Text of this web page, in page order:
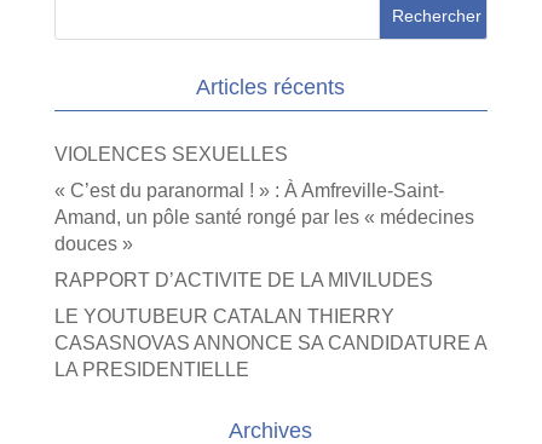
Articles récents
VIOLENCES SEXUELLES
« C’est du paranormal ! » : À Amfreville-Saint-
Amand, un pôle santé rongé par les « médecines
douces »
RAPPORT D’ACTIVITE DE LA MIVILUDES
LE YOUTUBEUR CATALAN THIERRY
CASASNOVAS ANNONCE SA CANDIDATURE A
LA PRESIDENTIELLE
Archives